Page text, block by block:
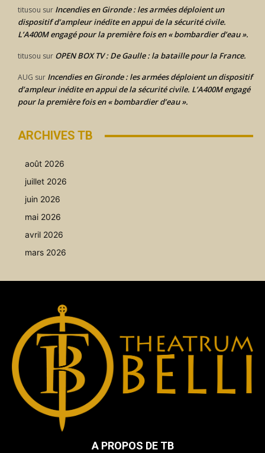
titusou sur Incendies en Gironde : les armées déploient un
dispositif d’ampleur inédite en appui de la sécurité civile.
L’A400M engagé pour la première fois en « bombardier d’eau ».
titusou sur OPEN BOX TV : De Gaulle : la bataille pour la France.
AUG sur Incendies en Gironde : les armées déploient un dispositif
d’ampleur inédite en appui de la sécurité civile. L’A400M engagé
pour la première fois en « bombardier d’eau ».
ARCHIVES TB
août 2026
juillet 2026
juin 2026
mai 2026
avril 2026
mars 2026
A PROPOS DE TB